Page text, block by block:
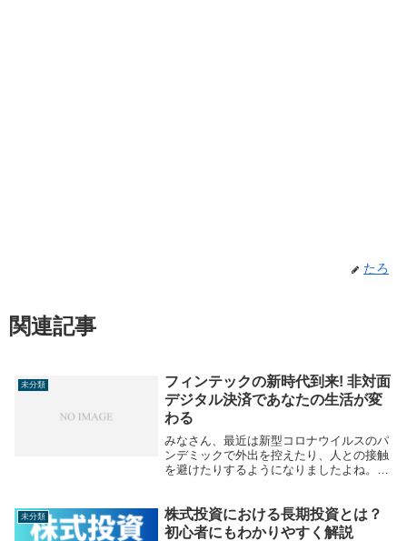
たろ
関連記事
未分類
フィンテックの新時代到来! 非対面
デジタル決済であなたの生活が変
わる
みなさん、最近は新型コロナウイルスのパ
ンデミックで外出を控えたり、人との接触
を避けたりするようになりましたよね。で
してくれるのが、フィンテック(FinTech)の
非...
未分類
株式投資における長期投資とは？
初心者にもわかりやすく解説